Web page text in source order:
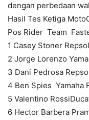
dengan perbedaan
Hasil Tes Ketiga
Pos Rider Team
1 Casey Stoner
2 Jorge Lorenzo
3 Dani Pedrosa
4 Ben Spies Yamaha
5 Valentino
6 Hector Barbera